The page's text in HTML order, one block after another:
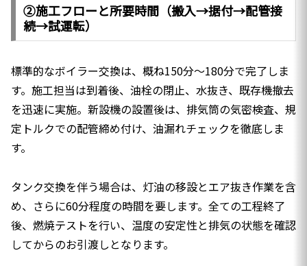
②施工フローと所要時間（搬入→据付→配管接
続→試運転）
標準的なボイラー交換は、概ね150分〜180分で完了しま
す。施工担当は到着後、油栓の閉止、水抜き、既存機撤去
を迅速に実施。新設機の設置後は、排気筒の気密検査、規
定トルクでの配管締め付け、油漏れチェックを徹底しま
す。
タンク交換を伴う場合は、灯油の移設とエア抜き作業を含
め、さらに60分程度の時間を要します。全ての工程終了
後、燃焼テストを行い、温度の安定性と排気の状態を確認
してからのお引渡しとなります。